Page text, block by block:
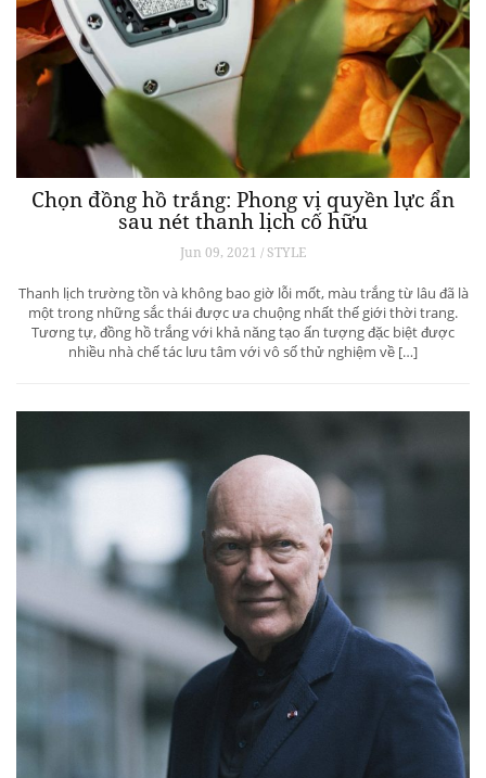
Chọn đồng hồ trắng: Phong vị quyền lực ẩn
sau nét thanh lịch cố hữu
Jun 09, 2021 / STYLE
Thanh lịch trường tồn và không bao giờ lỗi mốt, màu trắng từ lâu đã là
một trong những sắc thái được ưa chuộng nhất thế giới thời trang.
Tương tự, đồng hồ trắng với khả năng tạo ấn tượng đặc biệt được
nhiều nhà chế tác lưu tâm với vô số thử nghiệm về […]